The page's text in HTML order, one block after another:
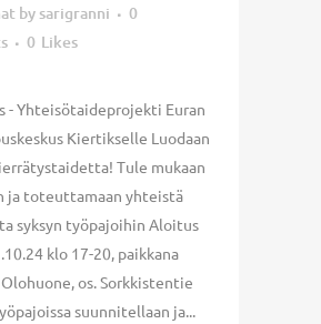
by sarigranni
0
0 Likes
- Yhteisötaideprojekti Euran
Kiertikselle Luodaan
Tule mukaan
ja toteuttamaan yhteistä
syksyn työpajoihin Aloitus
klo 17-20, paikkana
os. Sorkkistentie
suunnitellaan ja...